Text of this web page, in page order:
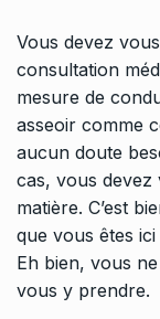
Vous devez
consultation
mesure de
asseoir comme
aucun doute
cas, vous
matière. C’est
que vous êtes
Eh bien, vous
vous y prendre.